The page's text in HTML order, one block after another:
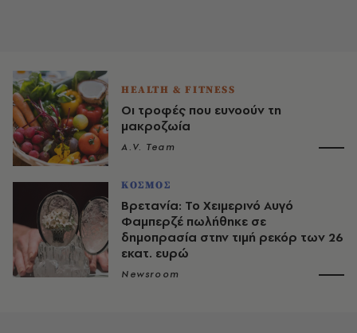
HEALTH & FITNESS
Οι τροφές που ευνοούν τη
μακροζωία
A.V. Team
ΚΟΣΜΟΣ
Βρετανία: Το Χειμερινό Αυγό
Φαμπερζέ πωλήθηκε σε
δημοπρασία στην τιμή ρεκόρ των 26
εκατ. ευρώ
Newsroom